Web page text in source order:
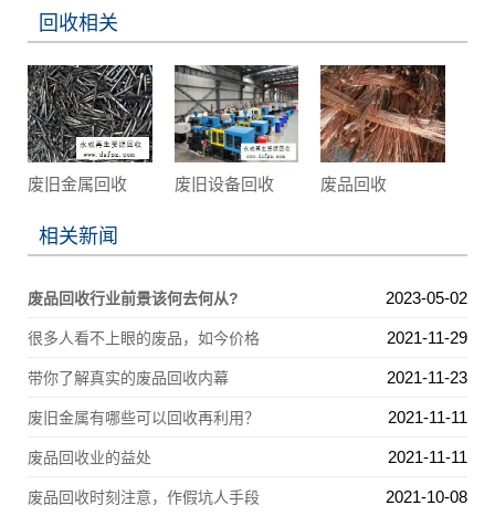
回收相关
废旧金属回收 废旧设备回收 废品回收
相关新闻
废品回收行业前景该何去何从? 2023-05-02
很多人看不上眼的废品，如今价格 2021-11-29
带你了解真实的废品回收内幕 2021-11-23
废旧金属有哪些可以回收再利用？ 2021-11-11
废品回收业的益处 2021-11-11
废品回收时刻注意，作假坑人手段 2021-10-08